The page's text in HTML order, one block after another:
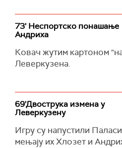
73' Неспортско понашање
Андриха
Ковач жутим картоном
Леверкузена.
69'Двострука измена у
Леверкузену
Игру су напустили
мењају их Хлозет и